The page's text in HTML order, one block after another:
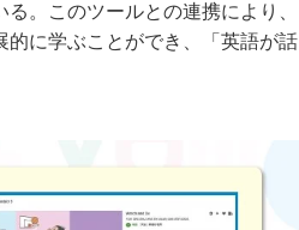
。このツールとの連携により、
に学ぶことができ、「英語が話